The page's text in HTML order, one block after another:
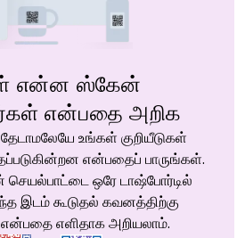
என்ன ஸ்கேன்
என்பதை அறிக
உங்கள் குறியீடுகள்
என்பதைப் பாருங்கள்.
ஒரே டாஷ்போர்டில்
இடம் கூடுதல் கவனத்திற்கு
என்பதை எளிதாக அறியலாம்.